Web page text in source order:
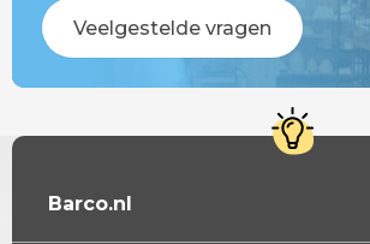
Veelgestelde vragen
Barco.nl